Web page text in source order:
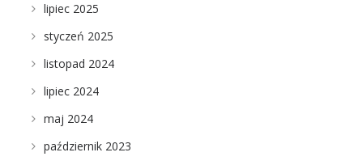
lipiec 2025
styczeń 2025
listopad 2024
lipiec 2024
maj 2024
październik 2023